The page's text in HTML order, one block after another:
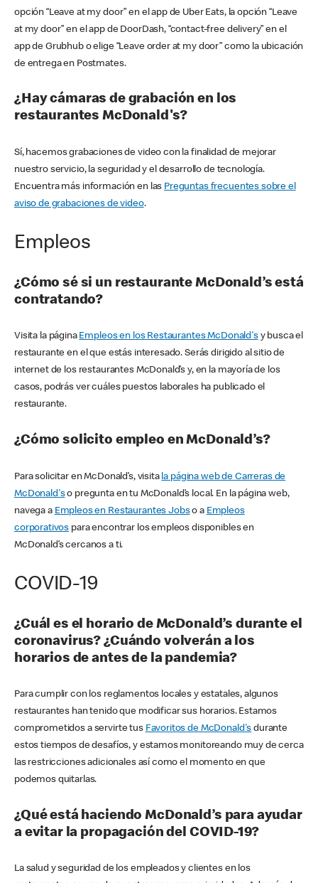
opción “Leave at my door” en el app de Uber Eats, la opción “Leave
at my door” en el app de DoorDash, “contact-free delivery” en el
app de Grubhub o elige “Leave order at my door” como la ubicación
de entrega en Postmates.
¿Hay cámaras de grabación en los
restaurantes McDonald's?
Sí, hacemos grabaciones de video con la finalidad de mejorar
nuestro servicio, la seguridad y el desarrollo de tecnología.
Encuentra más información en las Preguntas frecuentes sobre el
aviso de grabaciones de video.
Empleos
¿Cómo sé si un restaurante McDonald’s está
contratando?
Visita la página Empleos en los Restaurantes McDonald'sy busca el
restaurante en el que estás interesado. Serás dirigido al sitio de
internet de los restaurantes McDonald’s y, en la mayoría de los
casos, podrás ver cuáles puestos laborales ha publicado el
restaurante.
¿Cómo solicito empleo en McDonald’s?
Para solicitar en McDonald’s, visita la página web de Carreras de
McDonald'so pregunta en tu McDonald’s local. En la página web,
navega a Empleos en Restaurantes Jobso a Empleos
corporativos para encontrar los empleos disponibles en
McDonald’s cercanos a ti.
COVID-19
¿Cuál es el horario de McDonald’s durante el
coronavirus? ¿Cuándo volverán a los
horarios de antes de la pandemia?
Para cumplir con los reglamentos locales y estatales, algunos
restaurantes han tenido que modificar sus horarios. Estamos
comprometidos a servirte tus Favoritos de McDonald's durante
estos tiempos de desafíos, y estamos monitoreando muy de cerca
las restricciones adicionales así como el momento en que
podemos quitarlas.
¿Qué está haciendo McDonald’s para ayudar
a evitar la propagación del COVID-19?
La salud y seguridad de los empleados y clientes en los